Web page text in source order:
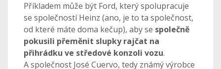
Příkladem může být Ford, který spolupracuje
se společností Heinz (ano, je to ta společnost,
od které máte doma kečup), aby se společně
pokusili přeměnit slupky rajčat na
přihrádku ve středové konzoli vozu.
A společnost José Cuervo, tedy známý výrobce